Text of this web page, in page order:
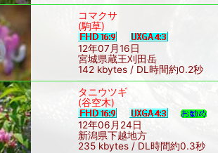
コマクサ
(駒草)
12年07月16日
宮城県蔵王刈田岳
142 kbytes / DL時間約0.2秒
タニウツギ
(谷空木)
12年06月24日
新潟県下越地方
235 kbytes / DL時間約0.3秒